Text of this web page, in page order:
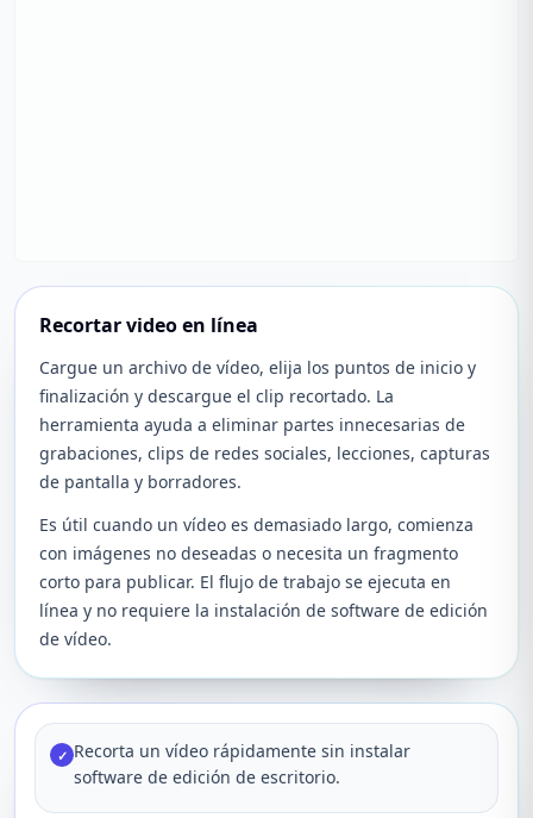
Recortar video en línea
Cargue un archivo de vídeo, elija los puntos de inicio y
finalización y descargue el clip recortado. La
herramienta ayuda a eliminar partes innecesarias de
grabaciones, clips de redes sociales, lecciones, capturas
de pantalla y borradores.
Es útil cuando un vídeo es demasiado largo, comienza
con imágenes no deseadas o necesita un fragmento
corto para publicar. El flujo de trabajo se ejecuta en
línea y no requiere la instalación de software de edición
de vídeo.
✓ Recorta un vídeo rápidamente sin instalar
software de edición de escritorio.